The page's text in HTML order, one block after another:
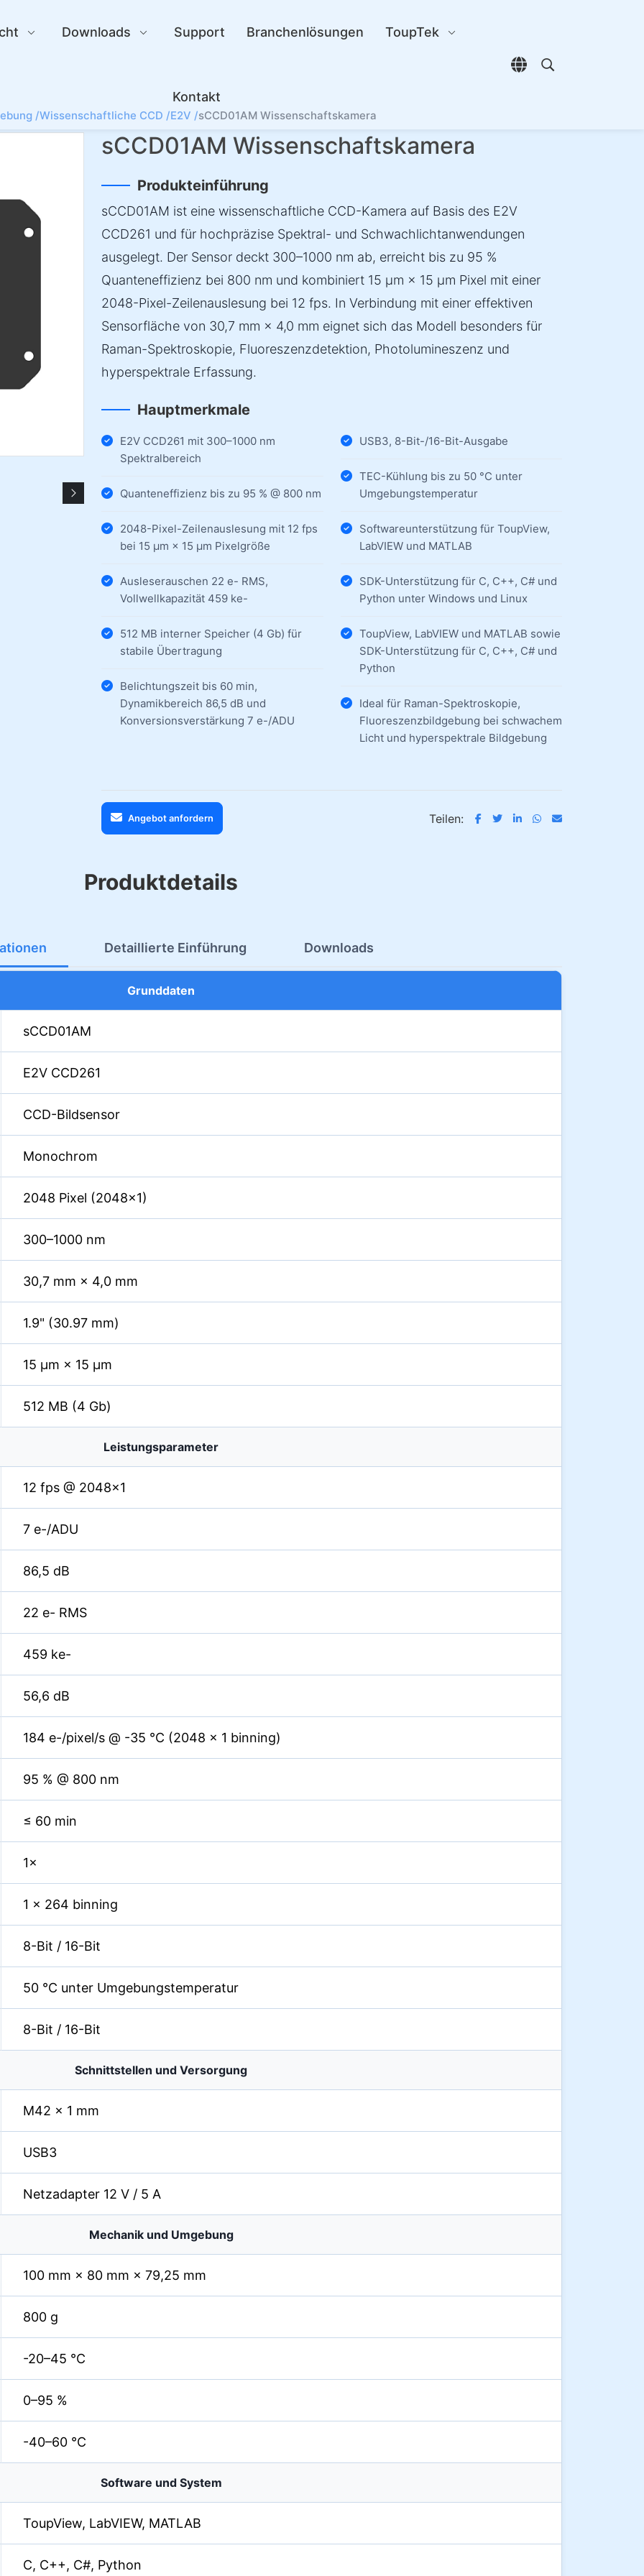
Downloads Support Branchenlösungen ToupTek
Kontakt
Sprachauswahl
Open search
/Wissenschaftliche CCD /E2V /sCCD01AM Wissenschaftskamera
sCCD01AM Wissenschaftskamera
Produkteinführung
sCCD01AM ist eine wissenschaftliche CCD-Kamera auf Basis des E2V
CCD261 und für hochpräzise Spektral- und Schwachlichtanwendungen
ausgelegt. Der Sensor deckt 300–1000 nm ab, erreicht bis zu 95 %
Quanteneffizienz bei 800 nm und kombiniert 15 µm × 15 µm Pixel mit einer
2048-Pixel-Zeilenauslesung bei 12 fps. In Verbindung mit einer effektiven
Sensorfläche von 30,7 mm × 4,0 mm eignet sich das Modell besonders für
Raman-Spektroskopie, Fluoreszenzdetektion, Photolumineszenz und
hyperspektrale Erfassung.
Hauptmerkmale
E2V CCD261 mit 300–1000 nm
Spektralbereich
Quanteneffizienz bis zu 95 % @ 800 nm
2048-Pixel-Zeilenauslesung mit 12 fps
bei 15 µm × 15 µm Pixelgröße
Ausleserauschen 22 e- RMS,
Vollwellkapazität 459 ke-
512 MB interner Speicher (4 Gb) für
stabile Übertragung
Belichtungszeit bis 60 min,
Dynamikbereich 86,5 dB und
Konversionsverstärkung 7 e-/ADU
USB3, 8-Bit-/16-Bit-Ausgabe
TEC-Kühlung bis zu 50 °C unter
Umgebungstemperatur
Softwareunterstützung für ToupView,
LabVIEW und MATLAB
SDK-Unterstützung für C, C++, C# und
Python unter Windows und Linux
ToupView, LabVIEW und MATLAB sowie
SDK-Unterstützung für C, C++, C# und
Python
Ideal für Raman-Spektroskopie,
Fluoreszenzbildgebung bei schwachem
Licht und hyperspektrale Bildgebung
Angebot anfordern Teilen:
Produktdetails
Detaillierte Einführung Downloads
Grunddaten
sCCD01AM
E2V CCD261
CCD-Bildsensor
Monochrom
2048 Pixel (2048×1)
300–1000 nm
30,7 mm × 4,0 mm
1.9" (30.97 mm)
15 µm × 15 µm
512 MB (4 Gb)
Leistungsparameter
12 fps @ 2048×1
7 e-/ADU
86,5 dB
22 e- RMS
459 ke-
56,6 dB
184 e-/pixel/s @ -35 °C (2048 × 1 binning)
95 % @ 800 nm
≤ 60 min
1×
1 × 264 binning
8-Bit / 16-Bit
50 °C unter Umgebungstemperatur
8-Bit / 16-Bit
Schnittstellen und Versorgung
M42 × 1 mm
USB3
Netzadapter 12 V / 5 A
Mechanik und Umgebung
100 mm × 80 mm × 79,25 mm
800 g
-20–45 °C
0–95 %
-40–60 °C
Software und System
ToupView, LabVIEW, MATLAB
C, C++, C#, Python